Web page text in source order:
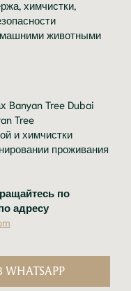
химчистки,
животными
Banyan Tree Dubai
Tree
и химчистки
проживания
по
адресу